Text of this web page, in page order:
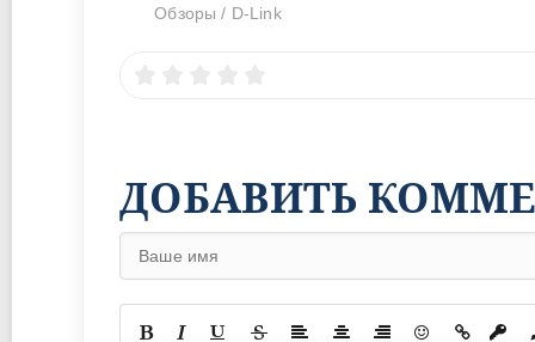
Обзоры / D-Link
ДОБАВИТЬ